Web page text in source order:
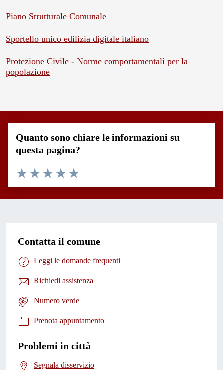
Piano Strutturale Comunale
Sportello unico edilizia digitale italiano
Protezione Civile - Norme comportamentali per la
popolazione
Quanto sono chiare le informazioni su
questa pagina?
Contatta il comune
Leggi le domande frequenti
Richiedi assistenza
Numero verde
Prenota appuntamento
Problemi in città
Segnala disservizio